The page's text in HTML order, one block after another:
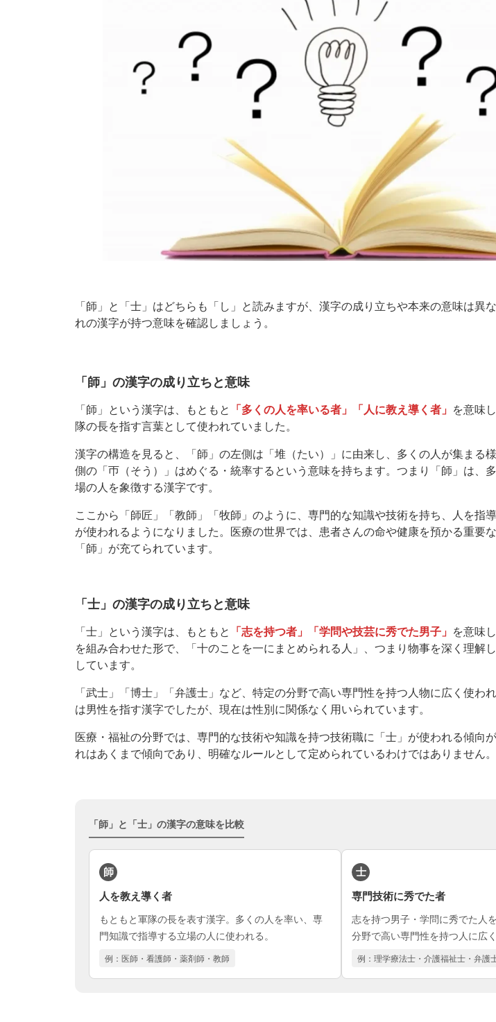
「師」と「士」はどちらも「し」と読みますが、漢字の成り立ちや本来の意味は異
れの漢字が持つ意味を確認しましょう。
「師」の漢字の成り立ちと意味
「師」という漢字は、もともと 「多くの人を率いる者」「人に教え導く者」 を意味
隊の長を指す言葉として使われていました。
漢字の構造を見ると、「師」の左側は「堆（たい）」に由来し、多くの人が集まる
側の「帀（そう）」はめぐる・統率するという意味を持ちます。つまり「師」は、
場の人を象徴する漢字です。
ここから「師匠」「教師」「牧師」のように、専門的な知識や技術を持ち、人を指
が使われるようになりました。医療の世界では、患者さんの命や健康を預かる重要
「師」が充てられています。
「士」の漢字の成り立ちと意味
「士」という漢字は、もともと 「志を持つ者」「学問や技芸に秀でた男子」 を意味
を組み合わせた形で、「十のことを一にまとめられる人」、つまり物事を深く理解
しています。
「武士」「博士」「弁護士」など、特定の分野で高い専門性を持つ人物に広く使わ
は男性を指す漢字でしたが、現在は性別に関係なく用いられています。
医療・福祉の分野では、専門的な技術や知識を持つ技術職に「士」が使われる傾向
れはあくまで傾向であり、明確なルールとして定められているわけではありません。
「師」と「士」の漢字の意味を比較
師
人を教え導く者
もともと軍隊の長を表す漢字。多くの人を率い、専
門知識で指導する立場の人に使われる。
例：医師・看護師・薬剤師・教師
士
専門技術に秀でた者
志を持つ男子・学問に秀でた人
分野で高い専門性を持つ人に広く
例：理学療法士・介護福祉士・弁護